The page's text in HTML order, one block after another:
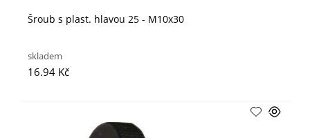
Šroub s plast. hlavou 25 - M10x30
skladem
16.94 Kč